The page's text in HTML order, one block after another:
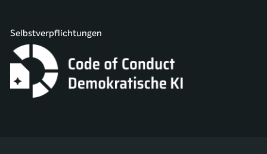
Selbstverpflichtungen